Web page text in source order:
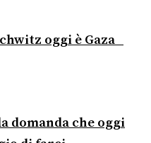
oggi è Gaza
domanda che oggi